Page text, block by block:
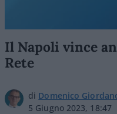
Il Napoli vince
Rete
di Domenico
5 Giugno 2023, 18:47